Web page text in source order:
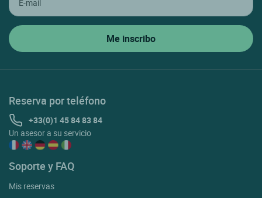
Reserva por teléfono
+33(0)1 45 84 83 84
Un asesor a su servicio
Soporte y FAQ
Mis reservas